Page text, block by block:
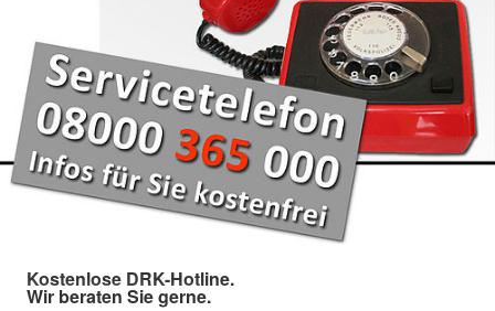
Kostenlose DRK-Hotline.
Wir beraten Sie gerne.